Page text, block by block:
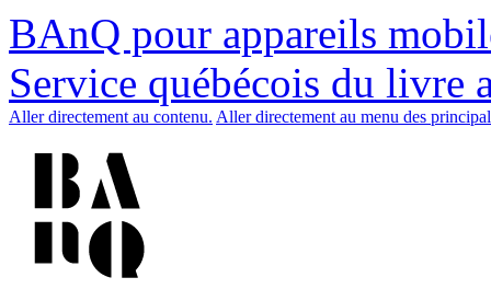
BAnQ pour appareils
Service québécois du livre
Aller directement au contenu. Aller directement au menu des